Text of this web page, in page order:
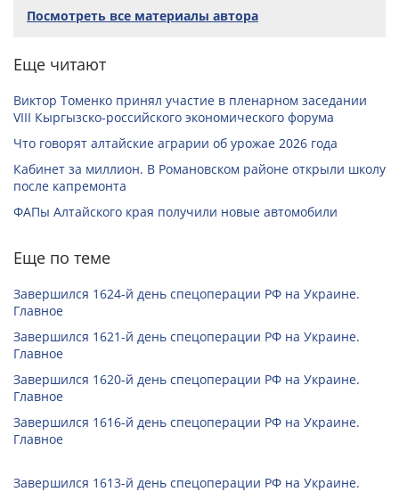
Посмотреть все материалы автора
Еще читают
Виктор Томенко принял участие в пленарном заседании
VIII Кыргызско-российского экономического форума
Что говорят алтайские аграрии об урожае 2026 года
Кабинет за миллион. В Романовском районе открыли школу
после капремонта
ФАПы Алтайского края получили новые автомобили
Еще по теме
Завершился 1624-й день спецоперации РФ на Украине.
Главное
Завершился 1621-й день спецоперации РФ на Украине.
Главное
Завершился 1620-й день спецоперации РФ на Украине.
Главное
Завершился 1616-й день спецоперации РФ на Украине.
Главное
Завершился 1613-й день спецоперации РФ на Украине.